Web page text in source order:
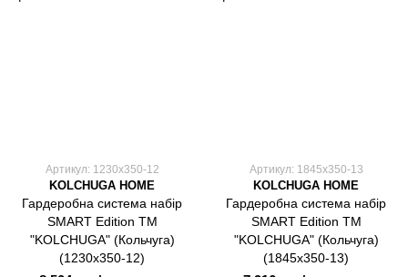
Артикул: 1230х350-12
KOLCHUGA HOME
Гардеробна система набір
SMART Edition ТМ
"KOLCHUGA" (Кольчуга)
(1230х350-12)
Артикул: 1845х350-13
KOLCHUGA HOME
Гардеробна система набір
SMART Edition ТМ
"KOLCHUGA" (Кольчуга)
(1845х350-13)